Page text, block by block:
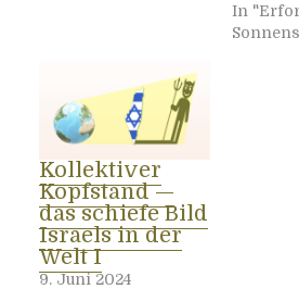
In
Kol­lek­ti­ver
Kopf­stand —
das schie­fe Bild
Isra­els in der
Welt I
9. Juni 2024